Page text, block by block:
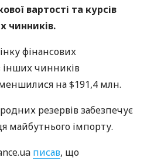
вартості та курсів
чинників.
фінансових
інших чинників
на $191,4 млн.
резервів забезпечує
майбутнього імпорту.
писав, що